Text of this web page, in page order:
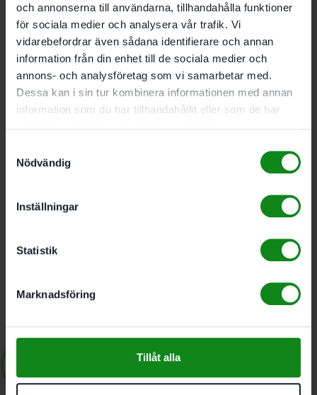
och annonserna till användarna, tillhandahålla funktioner
för sociala medier och analysera vår trafik. Vi
vidarebefordrar även sådana identifierare och annan
information från din enhet till de sociala medier och
annons- och analysföretag som vi samarbetar med.
Dessa kan i sin tur kombinera informationen med annan
information som du har tillhandahållit eller som de har
Nödvändig
Inställningar
Statistik
Marknadsföring
Tillåt alla
Festool Softshell-jacka
herr XL
1258kr
herr S
1258kr
Festool Softshell-jacka